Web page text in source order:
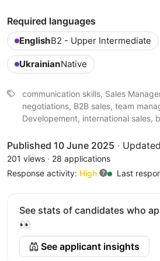
Required languages
EnglishB2 - Upper Intermediate
UkrainianNative
communication skills, Sales
negotiations, B2B sales, team
Developement, international sales,
Published 10 June 2025 ·
201 views · 28 applications
Response activity: High Last
See stats of candidates who
👀
See applicant insights